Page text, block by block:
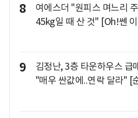
8
여에스더 "원피스 며느리
45kg일 때 산 것" [Oh!쎈
9
김정난, 3층 타운하우스 급
"매우 싼값에..연락 달라" [